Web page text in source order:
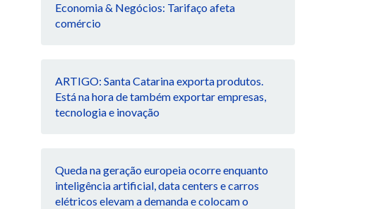
Economia & Negócios: Tarifaço afeta
comércio
ARTIGO: Santa Catarina exporta produtos.
Está na hora de também exportar empresas,
tecnologia e inovação
Queda na geração europeia ocorre enquanto
inteligência artificial, data centers e carros
elétricos elevam a demanda e colocam o